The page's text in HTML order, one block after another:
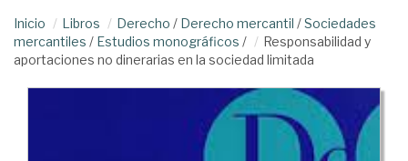
Inicio Libros Derecho / Derecho mercantil /Sociedades
mercantiles / Estudios monográficos /
Responsabilidad y
aportaciones no dinerarias en la sociedad limitada